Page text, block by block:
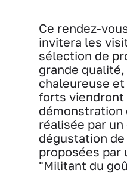
Ce rendez-
invitera les
sélection de
grande
chaleureuse
forts viendront
démonstration
réalisée par
dégustation
proposées par
"Militant du